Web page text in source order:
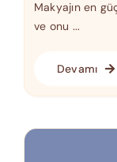
Makyajın en
ve onu ...
Devamı